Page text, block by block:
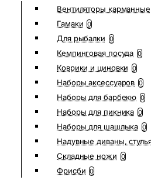
Вентиляторы карманные
Гамаки 0
Для рыбалки 0
Кемпинговая посуда 0
Коврики и циновки 0
Наборы аксессуаров 0
Наборы для барбекю 0
Наборы для пикника 0
Наборы для шашлыка 0
Надувные диваны,
Складные ножи 0
Фрисби 0